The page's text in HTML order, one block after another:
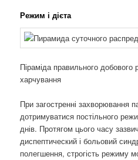
Режим і дієта
Піраміда правильного добового
харчування
При загостренні захворювання
дотримуватися постільного
днів. Протягом цього часу
диспептический і больовий
полегшення, строгість режиму